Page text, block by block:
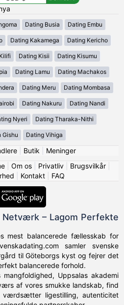
Dating Busia Dating Embu
Dating Kakamega Dating Kericho
Dating Kisii Dating Kisumu
Dating Lamu Dating Machakos
Dating Meru Dating Mombasa
Dating Nakuru Dating Nandi
Nyeri Dating Tharaka-Nithi
Gishu Dating Vihiga
| Butik
Meninger
| Om os| Privatliv| Brugsvilkår|
Kontakt| FAQ
Netværk – Lagom Perfekte
mest balancerede fællesskab for
samler svenske
til Göteborgs kyst og fejrer det
balancerede forhold.
Uppsalas akademi
af vores smukke landskab, find
værdsætter ligestilling, autenticitet